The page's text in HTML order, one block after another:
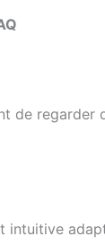
de regarder
intuitive